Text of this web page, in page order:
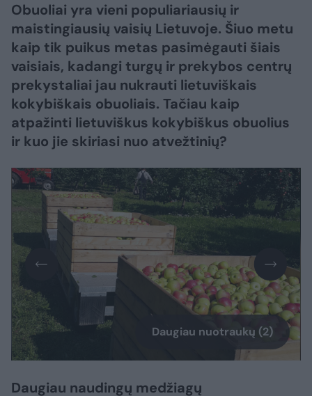
Obuoliai yra vieni populiariausių ir
maistingiausių vaisių Lietuvoje. Šiuo metu
kaip tik puikus metas pasimėgauti šiais
vaisiais, kadangi turgų ir prekybos centrų
prekystaliai jau nukrauti lietuviškais
kokybiškais obuoliais. Tačiau kaip
atpažinti lietuviškus kokybiškus obuolius
ir kuo jie skiriasi nuo atvežtinių?
Daugiau nuotraukų (2)
Daugiau naudingų medžiagų